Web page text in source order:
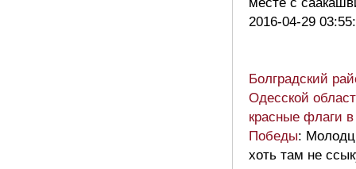
2016-04-29
Болградский
Одесской
красные флаги
Победы:
хоть там не